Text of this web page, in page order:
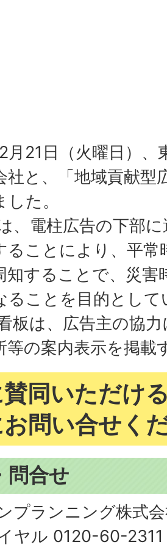
月21日（火曜日）、
社と、「地域貢献型
た。
、電柱広告の下部
ることにより、平常
知することで、災害
ることを目的として
板は、広告主の協
等の案内表示を掲載
同いただけ
問い合せく
問合せ
プランニング株式
ヤル 0120-60-2311